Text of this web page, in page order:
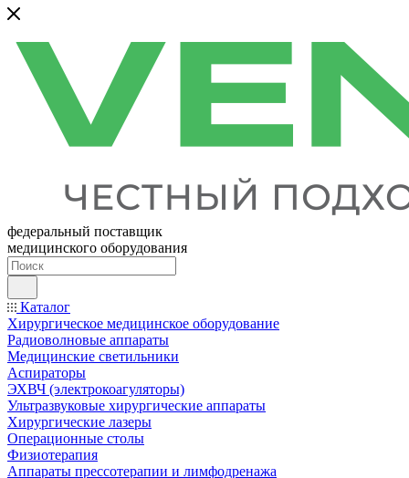
федеральный поставщик
медицинского оборудования
Каталог
Хирургическое медицинское оборудование
Радиоволновые аппараты
Медицинские светильники
Аспираторы
ЭХВЧ (электрокоагуляторы)
Ультразвуковые хирургические аппараты
Хирургические лазеры
Операционные столы
Физиотерапия
Аппараты прессотерапии и лимфодренажа